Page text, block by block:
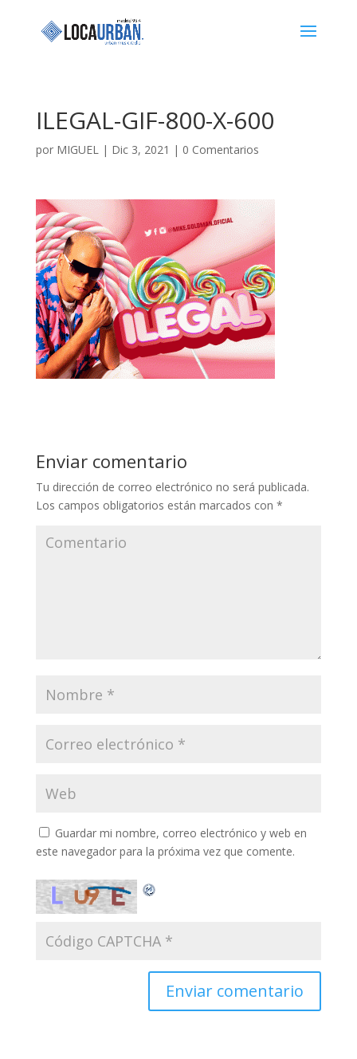
ILEGAL-GIF-800-X-600
por MIGUEL| Dic 3, 2021 | 0 Comentarios
Enviar comentario
Tu dirección de correo electrónico no será publicada.
Los campos obligatorios están marcados con *
Guardar mi nombre, correo electrónico y web en
este navegador para la próxima vez que comente.